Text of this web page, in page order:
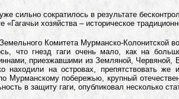
сильно сократилось в результате
хозяйства – историческое
Комитета Мурманско-Колонитской
что гнезд гаги очень мало, как на
приезжавшими из Земляной, Червяной,
находили на островах, препятствовать
побережью, крупный
в защиту гаги, опубликовал несколько